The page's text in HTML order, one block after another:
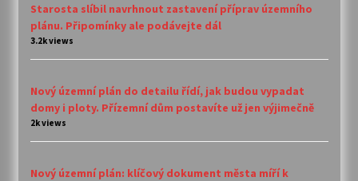
Starosta slíbil navrhnout zastavení příprav územního
plánu. Připomínky ale podávejte dál
3.2k views
Nový územní plán do detailu řídí, jak budou vypadat
domy i ploty. Přízemní dům postavíte už jen výjimečně
2k views
Nový územní plán: klíčový dokument města míří k